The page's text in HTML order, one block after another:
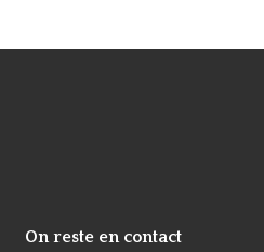
On reste en contact